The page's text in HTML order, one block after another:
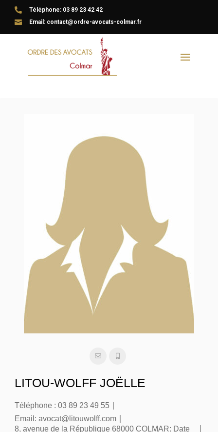
 Téléphone: 03 89 23 42 42
 Email: contact@ordre-avocats-colmar.fr
LITOU-WOLFF JOËLLE
Téléphone : 03 89 23 49 55
Email: avocat@litouwolff.com
8, avenue de la République 68000 COLMAR: Date